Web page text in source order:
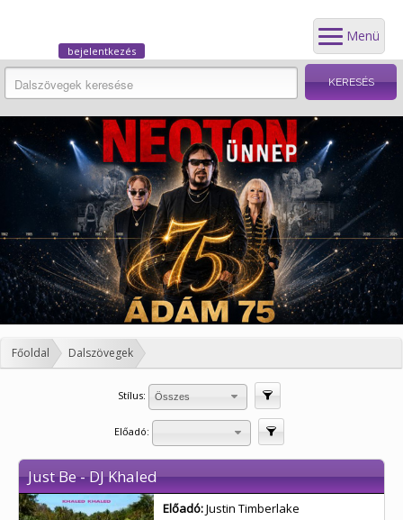
Menü
bejelentkezés
Főoldal Dalszövegek
Stílus: Összes
Előadó:
Just Be - DJ Khaled
Előadó:Justin Timberlake